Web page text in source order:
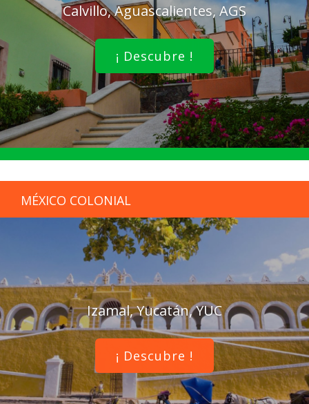
Calvillo, Aguascalientes, AGS
¡ Descubre !
MÉXICO COLONIAL
Izamal, Yucatán, YUC
¡ Descubre !